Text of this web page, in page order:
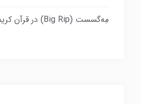
مِه‌گسست (Big Rip) در قرآن کریم